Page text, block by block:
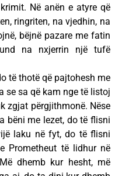
Në anën e atyre që
ringriten, na vjedhin, na
bëjnë pazare me fatin
na nxjerrin një tufë
të thotë që pajtohesh me
se sa që kam nge të listoj
zgjat përgjithmonë. Nëse
bëni me lezet, do të flisni
laku në fyt, do të flisni
Prometheut të lidhur në
dhemb kur hesht, më